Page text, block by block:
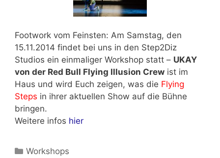
Footwork vom Feinsten: Am Samstag, den
15.11.2014 findet bei uns in den Step2Diz
Studios ein einmaliger Workshop statt – UKAY
von der Red Bull Flying Illusion Crew ist im
Haus und wird Euch zeigen, was die Flying
Steps in ihrer aktuellen Show auf die Bühne
bringen.
Weitere infos hier
Kategorien
Workshops